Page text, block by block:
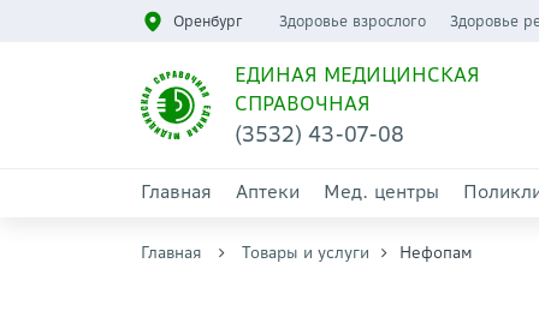
Оренбург Здоровье взрослого Здоровье
ЕДИНАЯ МЕДИЦИНСКАЯ
СПРАВОЧНАЯ
(3532) 43-07-08
Главная Аптеки Мед. центры
Главная Товары и услуги Нефопам